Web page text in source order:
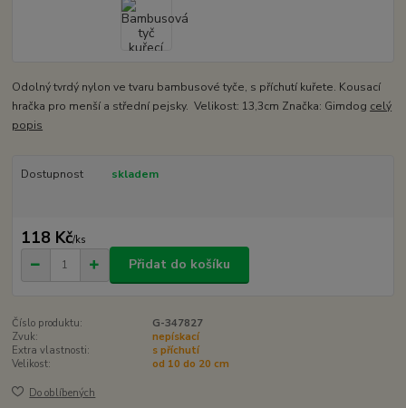
Odolný tvrdý nylon ve tvaru bambusové tyče, s příchutí kuřete. Kousací
hračka pro menší a střední pejsky. Velikost: 13,3cm Značka: Gimdog celý
popis
Dostupnost skladem
118 Kč/ks
Přidat do košíku
Číslo produktu:
G-347827
Zvuk:
nepískací
Extra vlastnosti:
s příchutí
Velikost:
od 10 do 20 cm
Do oblíbených